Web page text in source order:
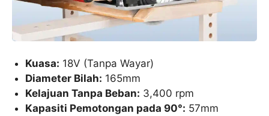
Kuasa: 18V (Tanpa Wayar)
Diameter Bilah: 165mm
Kelajuan Tanpa Beban: 3,400 rpm
Kapasiti Pemotongan pada 90°: 57mm